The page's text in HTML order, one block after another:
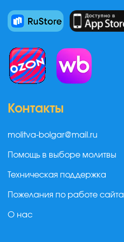
Контакты
molitva-bolgar@mail.ru
Помощь в выборе молитвы
Техническая поддержка
Пожелания по работе сайта
О нас